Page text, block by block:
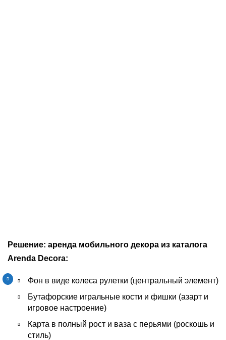
Решение: аренда мобильного декора из каталога
Arenda Decora:
Фон в виде колеса рулетки (центральный элемент)
Бутафорские игральные кости и фишки (азарт и
игровое настроение)
Карта в полный рост и ваза с перьями (роскошь и
стиль)